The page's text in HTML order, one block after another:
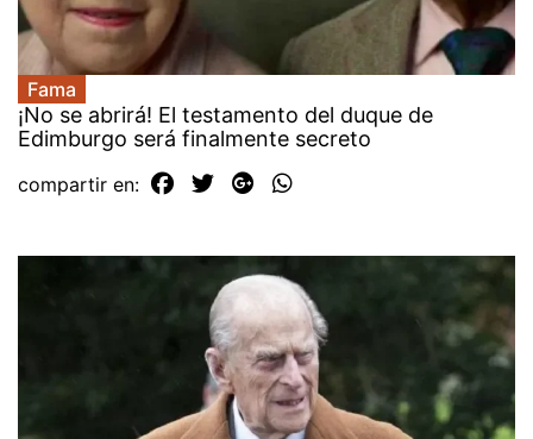
Fama
¡No se abrirá! El testamento del duque de
Edimburgo será finalmente secreto
compartir en: